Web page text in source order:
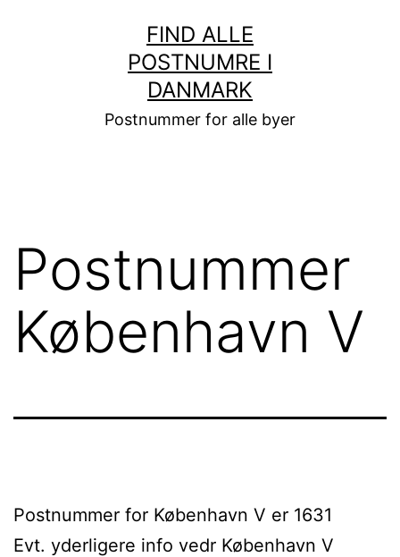
FIND ALLE
POSTNUMRE I
DANMARK
Postnummer for alle byer
Postnummer
København V
Postnummer for København V er 1631
Evt. yderligere info vedr København V